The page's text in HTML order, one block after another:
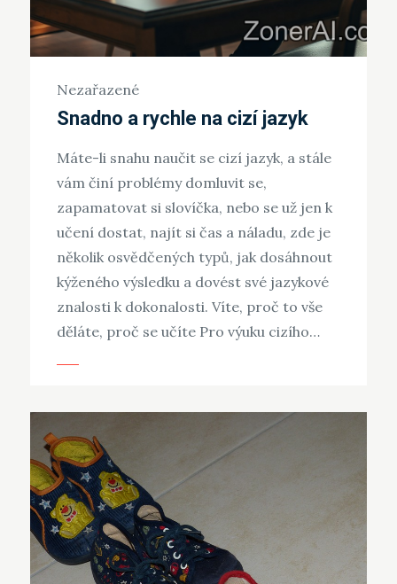
Nezařazené
Snadno a rychle na cizí jazyk
Máte-li snahu naučit se cizí jazyk, a stále
vám činí problémy domluvit se,
zapamatovat si slovíčka, nebo se už jen k
učení dostat, najít si čas a náladu, zde je
několik osvědčených typů, jak dosáhnout
kýženého výsledku a dovést své jazykové
znalosti k dokonalosti. Víte, proč to vše
děláte, proč se učíte Pro výuku cizího…